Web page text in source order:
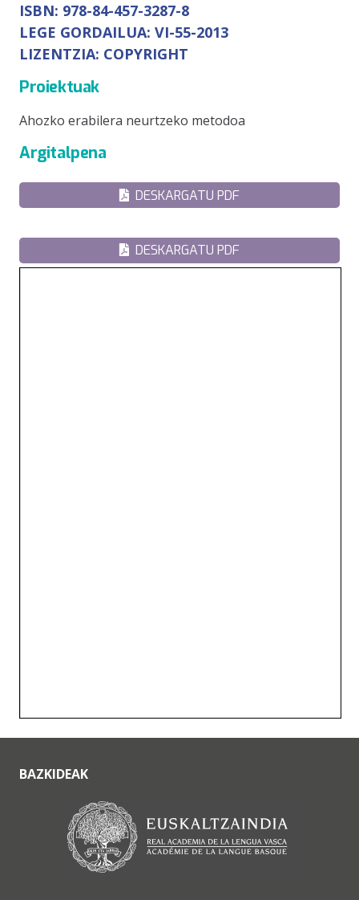
ISBN: 978-84-457-3287-8
LEGE GORDAILUA: VI-55-2013
LIZENTZIA: COPYRIGHT
Proiektuak
Ahozko erabilera neurtzeko metodoa
Argitalpena
DESKARGATU PDF
DESKARGATU PDF
BAZKIDEAK